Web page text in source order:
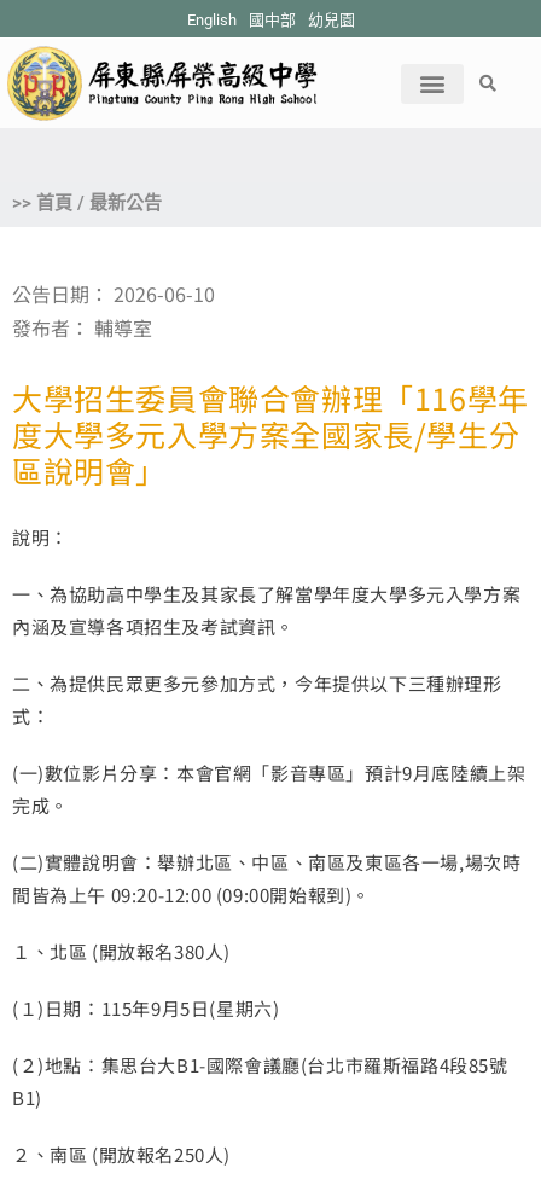
English 國中部 幼兒園
>> 首頁 / 最新公告
公告日期： 2026-06-10
發布者： 輔導室
大學招生委員會聯合會辦理「116學年
度大學多元入學方案全國家長/學生分
區說明會」
說明：
一、為協助高中學生及其家長了解當學年度大學多元入學方案
內涵及宣導各項招生及考試資訊。
二、為提供民眾更多元參加方式，今年提供以下三種辦理形
式：
(一)數位影片分享：本會官網「影音專區」預計9月底陸續上架
完成。
(二)實體說明會：舉辦北區、中區、南區及東區各一場,場次時
間皆為上午 09:20-12:00 (09:00開始報到)。
１、北區 (開放報名380人)
(１)日期：115年9月5日(星期六)
(２)地點：集思台大B1-國際會議廳(台北市羅斯福路4段85號
B1)
２、南區 (開放報名250人)